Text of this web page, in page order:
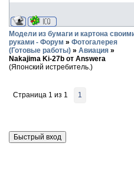
Модели из бумаги и картона
руками - Форум » Фотогалерея
(Готовые работы) » Авиация »
Nakajima Ki-27b от Answera
(Японский истребитель.)
Страница 1 из 1 1